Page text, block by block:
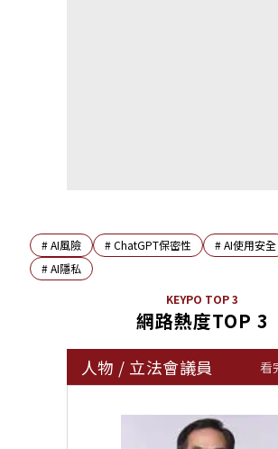
#AI風險 #ChatGPT保密性 #AI使用安全
#AI隱私
KEYPO TOP 3
網路熱度TOP 3
人物 / 立法會議員 看